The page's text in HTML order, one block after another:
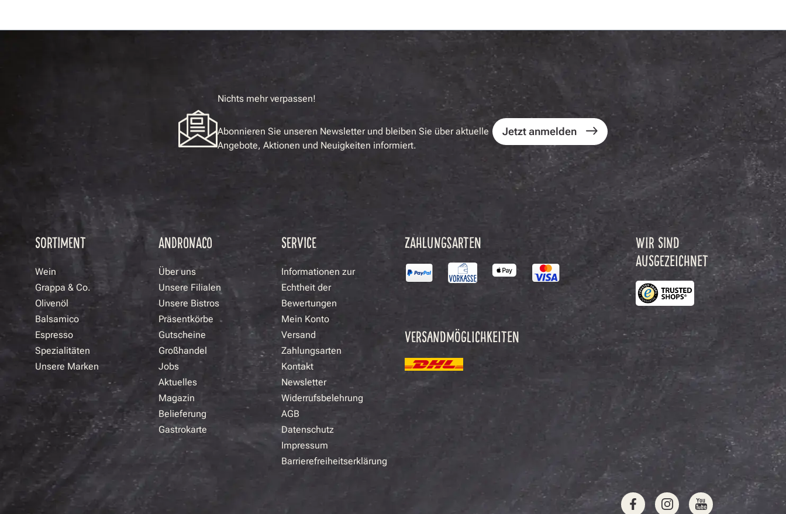
Nichts mehr verpassen!
Abonnieren Sie unseren Newsletter und bleiben Sie über aktuelle
Angebote, Aktionen und Neuigkeiten informiert.
Jetzt anmelden
SORTIMENT
Wein
Grappa & Co.
Olivenöl
Balsamico
Espresso
Spezialitäten
Unsere Marken
ANDRONACO
Über uns
Unsere Filialen
Unsere Bistros
Präsentkörbe
Gutscheine
Großhandel
Jobs
Aktuelles
Magazin
Belieferung
Gastrokarte
SERVICE
Informationen zur
Echtheit der
Bewertungen
Mein Konto
Versand
Zahlungsarten
Kontakt
Newsletter
Widerrufsbelehrung
AGB
Datenschutz
Impressum
Barrierefreiheitserklärung
ZAHLUNGSARTEN
VERSANDMÖGLICHKEITEN
WIR SIND
AUSGEZEICHNET